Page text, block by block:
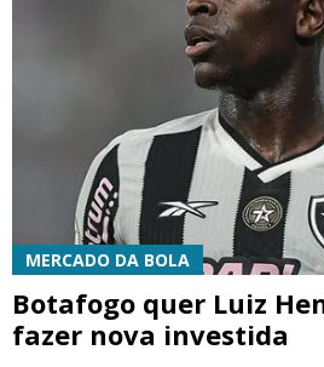
MERCADO DA BOLA
Botafogo quer Luiz
fazer nova investida